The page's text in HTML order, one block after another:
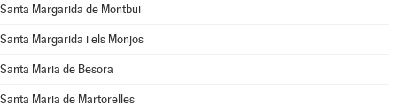
Santa Margarida de Montbui
Santa Margarida i els Monjos
Santa Maria de Besora
Santa Maria de Martorelles